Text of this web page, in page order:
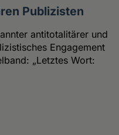
Publizisten
antitotalitärer und
Engagement
„Letztes Wort: